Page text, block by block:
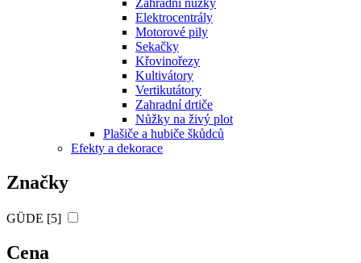
Zahradní nůžky
Elektrocentrály
Motorové pily
Sekačky
Křovinořezy
Kultivátory
Vertikutátory
Zahradní drtiče
Nůžky na živý plot
Plašiče a hubiče škůdců
Efekty a dekorace
Značky
GÜDE [5]
Cena